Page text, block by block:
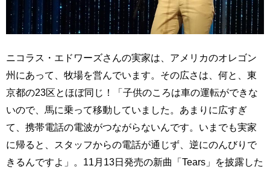
ニコラス・エドワーズさんの実家は、アメリカのオレゴン
州にあって、牧場を営んでいます。その広さは、何と、東
京都の23区とほぼ同じ！「子供のころは車の運転ができな
いので、馬に乗って移動していました。あまりに広すぎ
て、携帯電話の電波がつながらないんです。いまでも実家
に帰ると、スタッフからの電話が通じず、逆にのんびりで
きるんですよ」。11月13日発売の新曲「Tears」を披露した